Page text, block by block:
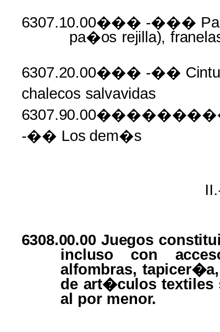
6307.10.00��� -���
pa�os rejilla),
6307.20.00��� -��
chalecos salvavidas
-�� Los dem�s
6308.00.00 Juegos
incluso con
alfombras,
de art�culos textiles
al por menor.